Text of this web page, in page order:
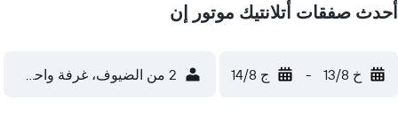
أحدث صفقات أتلانتيك موتور إن
خ 13/8 - ج 14/8 2 من الضيوف، غرفة واحدة